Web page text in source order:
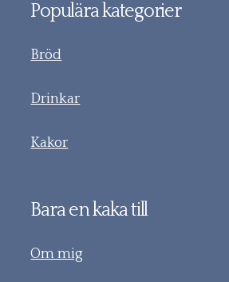
Populära kategorier
Bröd
Drinkar
Kakor
Bara en kaka till
Om mig